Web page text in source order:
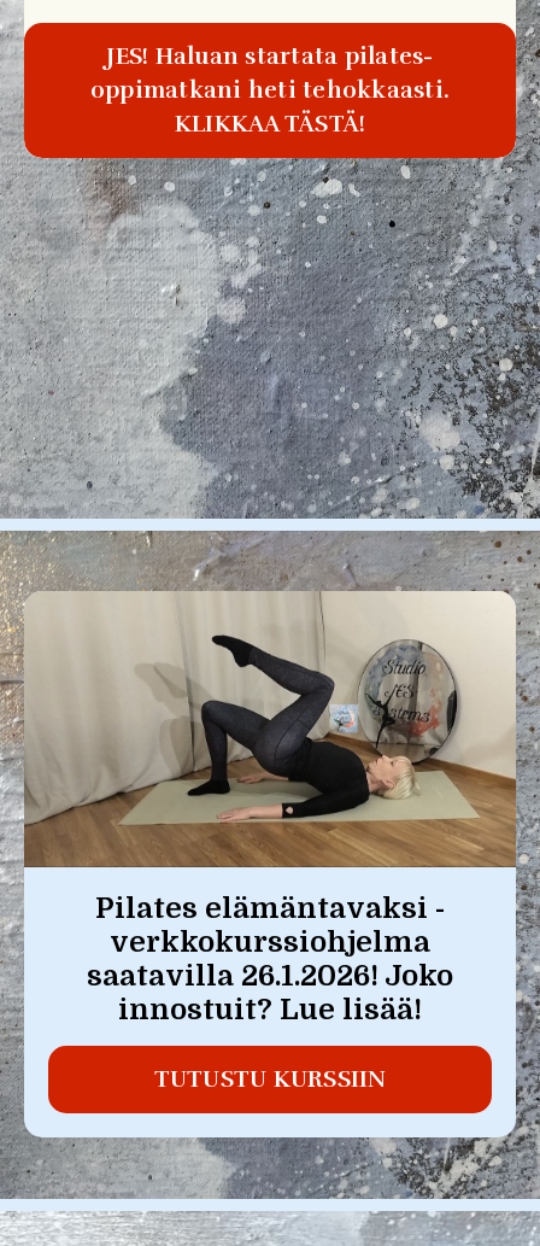
JES! Haluan startata pilates-
oppimatkani heti tehokkaasti.
KLIKKAA TÄSTÄ!
Pilates elämäntavaksi -
verkkokurssiohjelma
saatavilla 26.1.2026! Joko
innostuit? Lue lisää!
TUTUSTU KURSSIIN